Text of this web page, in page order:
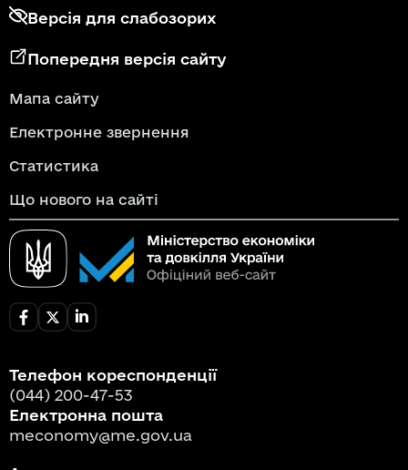
Версія для слабозорих
Попередня версія сайту
Мапа сайту
Електронне звернення
Статистика
Що нового на сайті
Телефон кореспонденції
(044) 200-47-53
Електронна пошта
meconomy@me.gov.ua